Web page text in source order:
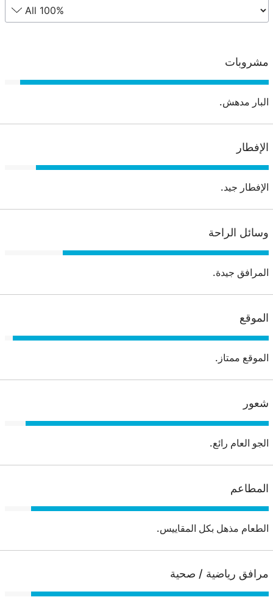
مشروبات
البار مدهش.
الإفطار
الإفطار جيد.
وسائل الراحة
المرافق جيدة.
الموقع
الموقع ممتاز.
شعور
الجو العام رائع.
المطاعم
الطعام مذهل بكل المقاييس.
مرافق رياضية / صحية